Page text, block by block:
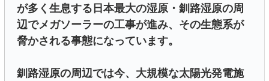
が多く生息する日本最大の湿原・釧路湿原の周
辺でメガソーラーの工事が進み、その生態系が
脅かされる事態になっています。
釧路湿原の周辺では今、大規模な太陽光発電施